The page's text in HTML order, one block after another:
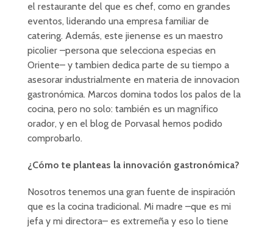
el restaurante del que es chef, como en grandes
eventos, liderando una empresa familiar de
catering. Además, este jienense es un maestro
picolier –persona que selecciona especias en
Oriente– y tambien dedica parte de su tiempo a
asesorar industrialmente en materia de innovacion
gastronómica. Marcos domina todos los palos de la
cocina, pero no solo: también es un magnífico
orador, y en el blog de Porvasal hemos podido
comprobarlo.
¿Cómo te planteas la innovación gastronómica?
Nosotros tenemos una gran fuente de inspiración
que es la cocina tradicional. Mi madre –que es mi
jefa y mi directora– es extremeña y eso lo tiene